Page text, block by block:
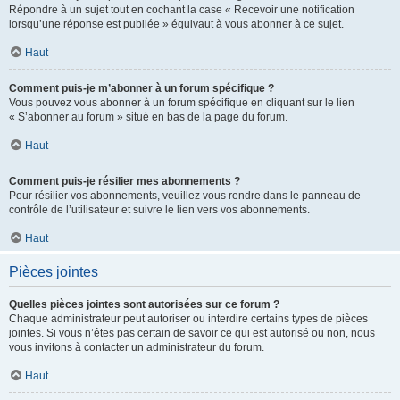
Répondre à un sujet tout en cochant la case « Recevoir une notification
lorsqu’une réponse est publiée » équivaut à vous abonner à ce sujet.
Haut
Comment puis-je m’abonner à un forum spécifique ?
Vous pouvez vous abonner à un forum spécifique en cliquant sur le lien
« S’abonner au forum » situé en bas de la page du forum.
Haut
Comment puis-je résilier mes abonnements ?
Pour résilier vos abonnements, veuillez vous rendre dans le panneau de
contrôle de l’utilisateur et suivre le lien vers vos abonnements.
Haut
Pièces jointes
Quelles pièces jointes sont autorisées sur ce forum ?
Chaque administrateur peut autoriser ou interdire certains types de pièces
jointes. Si vous n’êtes pas certain de savoir ce qui est autorisé ou non, nous
vous invitons à contacter un administrateur du forum.
Haut